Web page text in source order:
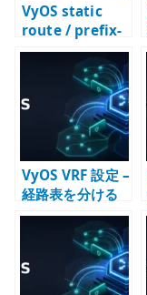
VyOS static
route / prefix-
list 設定 – 経路
と選別条件を分
VyOS VRF 設定 –
経路表を分ける
設計と確認